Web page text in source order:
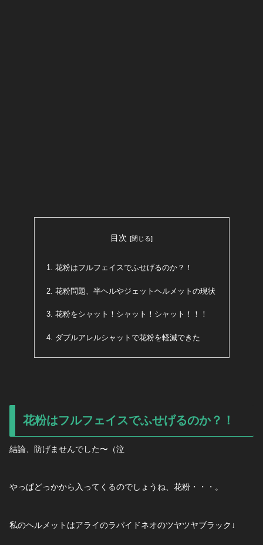
目次
花粉はフルフェイスでふせげるのか？！
花粉問題、半ヘルやジェットヘルメットの現状
花粉をシャット！シャット！シャット！！！
ダブルアレルシャットで花粉を軽減できた
花粉はフルフェイスでふせげるのか？！
結論、防げませんでした〜（泣
やっぱどっかから入ってくるのでしょうね、花粉・・・。
私のヘルメットはアライのラパイドネオのツヤツヤブラック↓